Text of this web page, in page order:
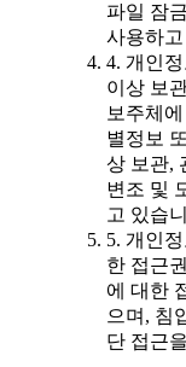
파일 잠
사용하
4. 개인
이상 보
보주체
별정보
상 보관,
변조 및
고 있습
5. 개인
한 접근
에 대한
으며, 침
단 접근